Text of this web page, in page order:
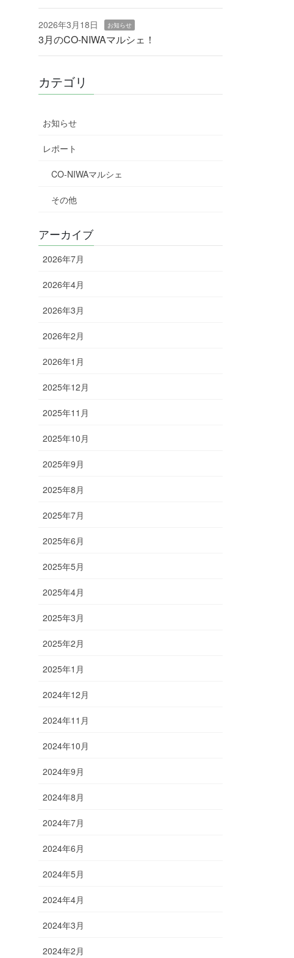
2026年3月18日 お知らせ
3月のCO-NIWAマルシェ！
カテゴリ
お知らせ
レポート
CO-NIWAマルシェ
その他
アーカイブ
2026年7月
2026年4月
2026年3月
2026年2月
2026年1月
2025年12月
2025年11月
2025年10月
2025年9月
2025年8月
2025年7月
2025年6月
2025年5月
2025年4月
2025年3月
2025年2月
2025年1月
2024年12月
2024年11月
2024年10月
2024年9月
2024年8月
2024年7月
2024年6月
2024年5月
2024年4月
2024年3月
2024年2月